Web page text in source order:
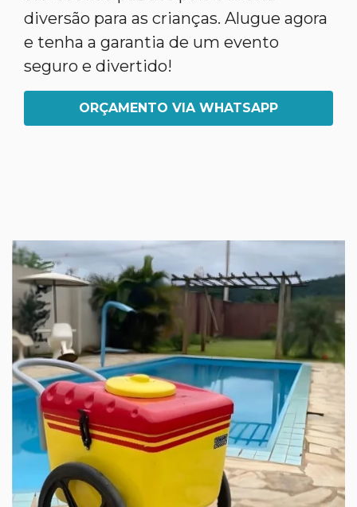
diversão para as crianças. Alugue agora
e tenha a garantia de um evento
seguro e divertido!
ORÇAMENTO VIA WHATSAPP